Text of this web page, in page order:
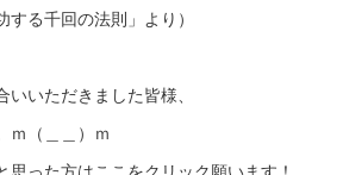
する千回の法則」より）
いただきました皆様、
ｍ（＿＿）ｍ